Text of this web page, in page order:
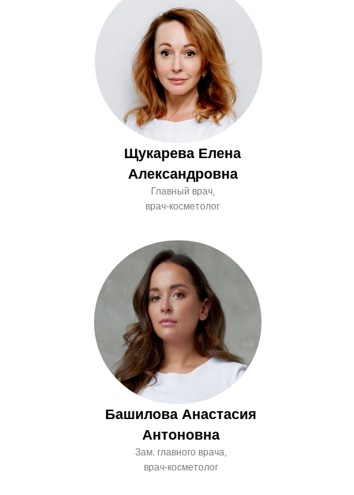
Зам. главного врача,
врач-косметолог
Башилова Анастасия
Антоновна
Главный врач,
врач-косметолог
Щукарева Елена
Александровна